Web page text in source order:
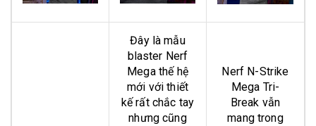
Đây là mẫu
blaster Nerf
Mega thế hệ
mới với thiết
kế rất chắc tay
nhưng cũng
Nerf N-Strike
Mega Tri-
Break vẫn
mang trong